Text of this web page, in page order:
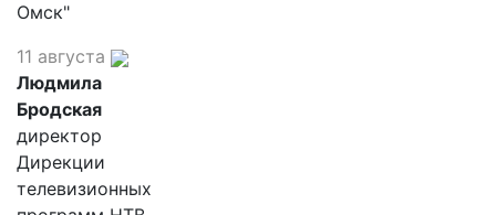
Омск"
11 августа
Людмила
Бродская
директор
Дирекции
телевизионных